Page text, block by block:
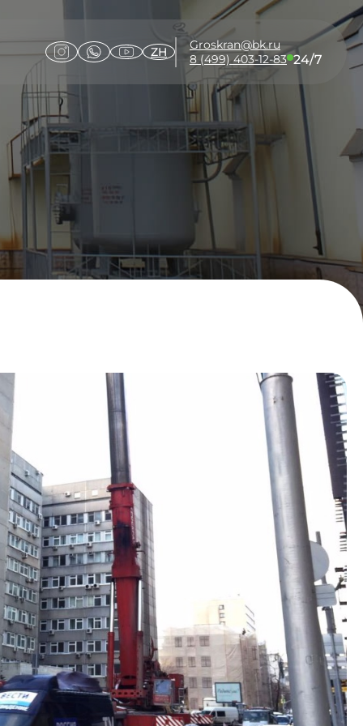
ZH
Groskran@bk.ru
8 (499) 403-12-83 24/7